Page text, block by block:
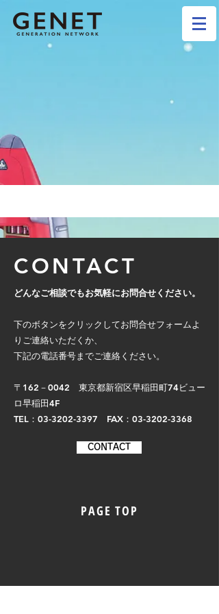
CONTACT
どんなご相談でもお気軽にお問合せください。
下のボタンをクリックしてお問合せフォームよ
りご連絡いただくか、
下記の電話番号までご連絡ください。
〒162－0042 東京都新宿区早稲田町74ビュー
ロ早稲田4F​
TEL：03-3202-3397 FAX：03-3202-3368
CONTACT
PAGE TOP